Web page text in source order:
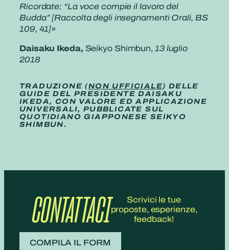
Ricordate: “La voce compie il lavoro del
Budda” [Raccolta degli insegnamenti Orali, BS
109, 41]»
Daisaku Ikeda, Seikyo Shimbun, 13 luglio
2018
TRADUZIONE (NON UFFICIALE) DELLE
GUIDE DEL PRESIDENTE DAISAKU
IKEDA, CON VALORE ED APPLICAZIONE
UNIVERSALI, PUBBLICATE SUL
QUOTIDIANO GIAPPONESE SEIKYO
SHIMBUN.
CONTATTACI
Scrivici le tue
proposte, esperienze,
feedback!
COMPILA IL FORM